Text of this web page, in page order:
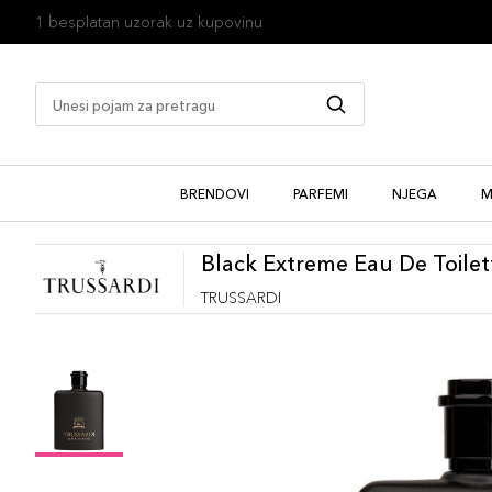
1 besplatan uzorak uz kupovinu
BRENDOVI PARFEMI NJEGA
Black Extreme Eau De
TRUSSARDI